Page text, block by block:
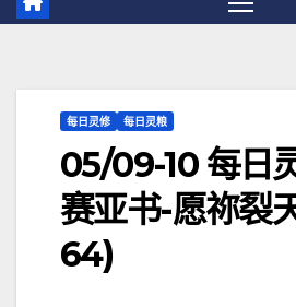
每日灵修 每日灵粮
05/09-10 每日
赛亚书-愿祢裂
64)